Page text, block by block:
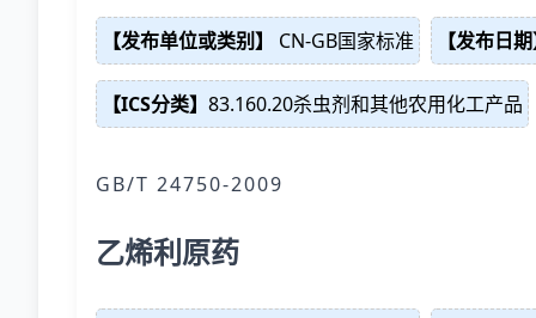
【发布单位或类别】 CN-GB国家标准 【发布日期
【ICS分类】 83.160.20杀虫剂和其他农用化工产品
GB/T 24750-2009
乙烯利原药